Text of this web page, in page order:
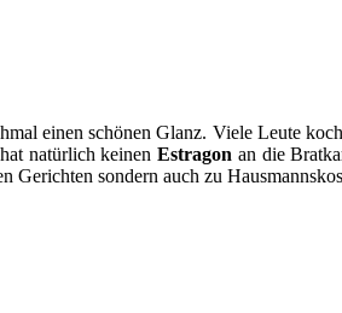
einen schönen Glanz. Viele Leute
natürlich keinenEstragon an die
Gerichten sondern auch zu